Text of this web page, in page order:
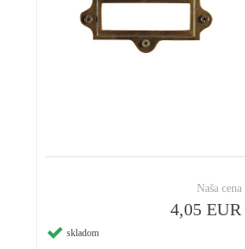
Naša cena
4,05 EUR
skladom